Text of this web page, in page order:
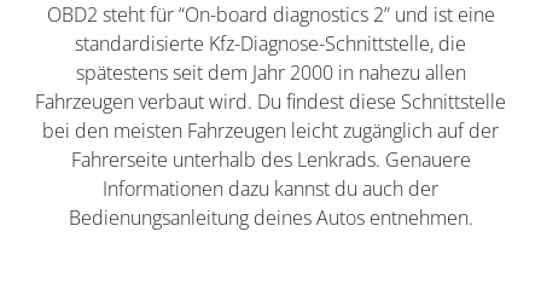
OBD2 steht für “On-board diagnostics 2” und ist eine
standardisierte Kfz-Diagnose-Schnittstelle, die
spätestens seit dem Jahr 2000 in nahezu allen
Fahrzeugen verbaut wird. Du findest diese Schnittstelle
bei den meisten Fahrzeugen leicht zugänglich auf der
Fahrerseite unterhalb des Lenkrads. Genauere
Informationen dazu kannst du auch der
Bedienungsanleitung deines Autos entnehmen.